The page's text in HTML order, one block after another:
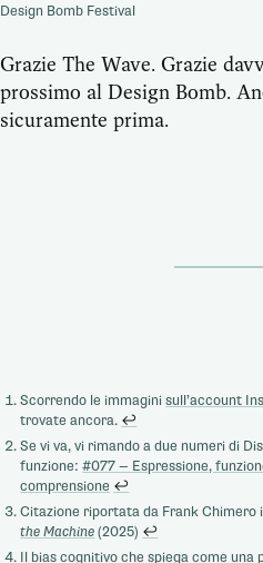
Design Bomb Festival
Grazie The Wave. Grazie
prossimo al Design Bomb.
sicuramente prima.
Scorrendo le immaginisull’account
trovate ancora. ↩
Se vi va, vi rimando a due numeri di
funzione:#077 — Espressione,
comprensione ↩
Citazione riportata da Frank
the Machine(2025) ↩
Il bias cognitivo che spiega come una